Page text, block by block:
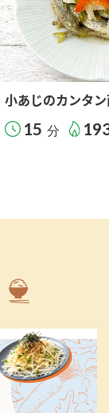
小あじのカンタ
15 分